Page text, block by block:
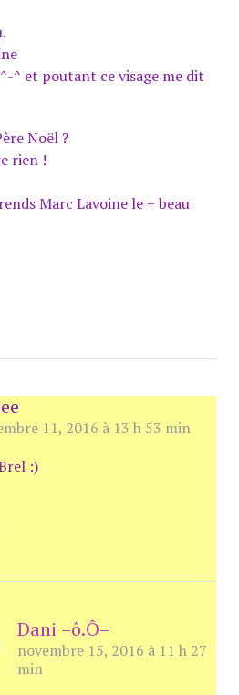
^ et poutant ce visage me dit
Noël ?
rien !
Marc Lavoine le + beau
11, 2016 à 13 h 53 min
:)
Dani =ô.Ô=
novembre 15, 2016 à 11 h 27
min